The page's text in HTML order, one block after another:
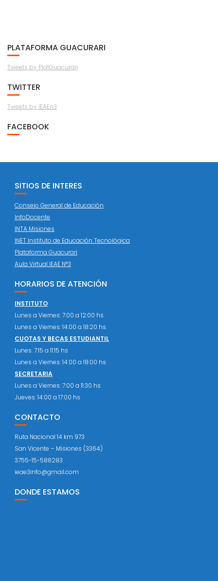
PLATAFORMA GUACURARI
Tweets by PlatGuacurari
TWITTER
Tweets by IEAEn3
FACEBOOK
SITIOS DE INTERES
Consejo General de Educación
InfoDocente
INTA Misiones
INET Instituto de Educación Tecnológica
Plataforma Guacurari
Aula Virtual IEAE N°3
HORARIOS DE ATENCIÓN
INSTITUTO
Lunes a Viernes: 7:00 a 12:00 hs
Lunes a Viernes: 14:00 a 18:20 hs
CUOTAS Y BECAS ESTUDIANTIL
Lunes: 7:15 a 11:15 hs
Lunes a Viernes: 14:00 a 18:00 hs
SECRETARIA
Lunes a Viernes: 7:00 a 11:30 hs
Jueves: 14:00 a 17:00 hs
CONTACTO
Ruta Nacional 14 km 973
San Vicente – Misiones (3364)
3755-15-588283
ieae3info@gmail.com
DONDE ESTAMOS